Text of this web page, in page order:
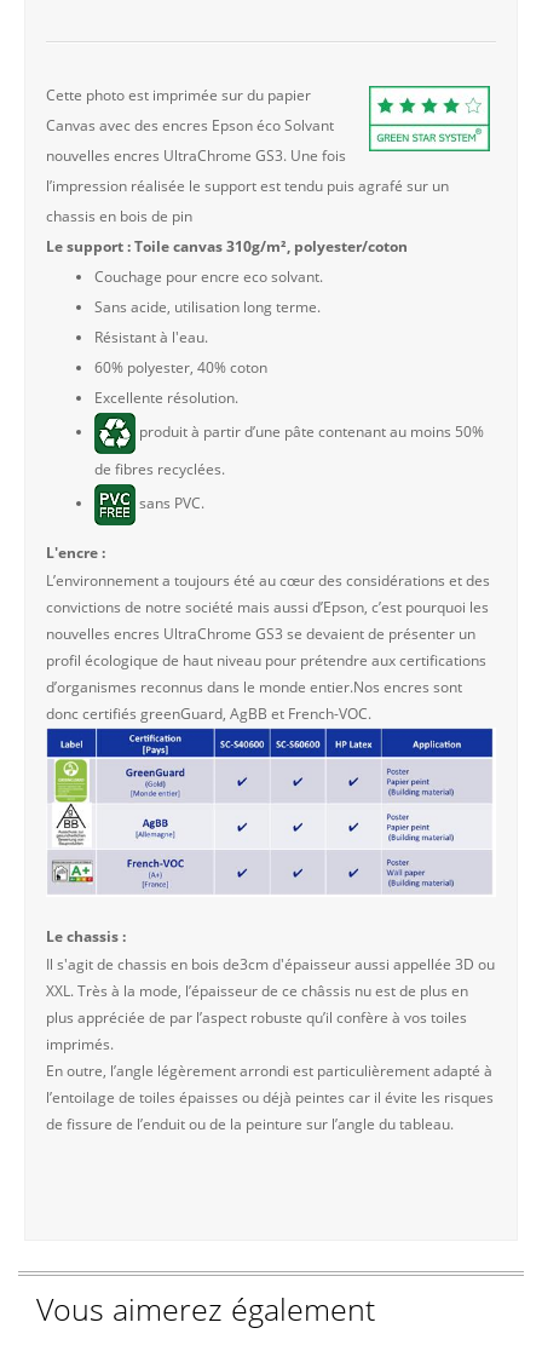
Cette photo est imprimée sur du papier
Canvas avec des encres Epson éco Solvant
nouvelles encres UltraChrome GS3. Une fois
l’impression réalisée le support est tendu puis agrafé sur un
chassis en bois de pin
Le support : Toile canvas 310g/m², polyester/coton
Couchage pour encre eco solvant.
Sans acide, utilisation long terme.
Résistant à l'eau.
60% polyester, 40% coton
Excellente résolution.
produit à partir d’une pâte contenant au moins 50%
de fibres recyclées.
sans PVC.
L'encre :
L’environnement a toujours été au cœur des considérations et des
convictions de notre société mais aussi d’Epson, c’est pourquoi les
nouvelles encres UltraChrome GS3 se devaient de présenter un
profil écologique de haut niveau pour prétendre aux certifications
d’organismes reconnus dans le monde entier.Nos encres sont
donc certifiés greenGuard, AgBB et French-VOC.
Le chassis :
Il s'agit de chassis en bois de3cm d'épaisseur aussi appellée 3D ou
XXL. Très à la mode, l’épaisseur de ce châssis nu est de plus en
plus appréciée de par l’aspect robuste qu’il confère à vos toiles
imprimés.
En outre, l’angle légèrement arrondi est particulièrement adapté à
l’entoilage de toiles épaisses ou déjà peintes car il évite les risques
de fissure de l’enduit ou de la peinture sur l’angle du tableau.
Vous aimerez également